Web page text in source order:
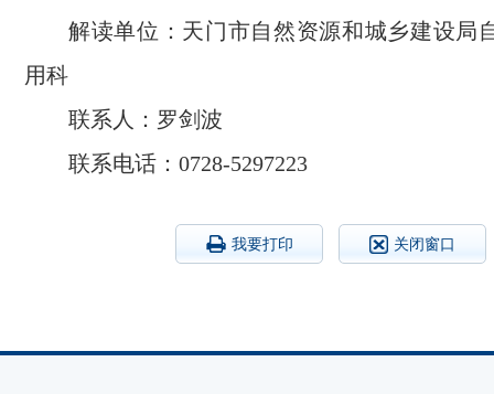
解读单位：天门市自然资源和城乡建设局
用科
联系人：罗剑波
联系电话：0728-5297223
我要打印 关闭窗口